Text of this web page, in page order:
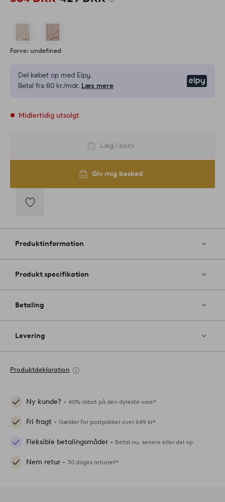
Farve: undefined
Del købet op med Elpy.
Betal fra 60 kr./mdr. Læs mere
Midlertidig utsolgt
Læg i kurv
Giv mig besked
til
favoritter
Produktinformation
Produkt specifikation
Betaling
Levering
Produktdeklaration
Ny kunde? - 40% rabat på den dyreste vare*
Fri fragt - Gælder for postpakker over 649 kr*
Fleksible betalingsmåder - Betal nu, senere eller del op
Nem retur - 30 dages returret*